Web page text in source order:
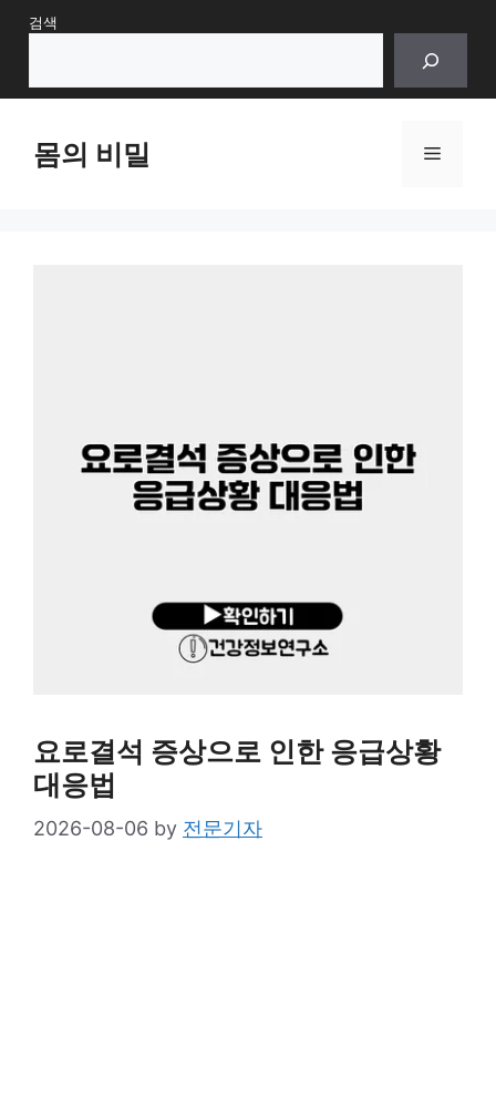
Skip검색
몸의 비밀 Menu
요로결석 증상으로 인한 응급상황
대응법
2026-08-06 by 전문기자